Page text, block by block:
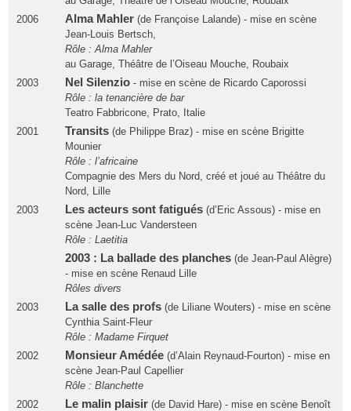
2006
Alma Mahler(de Françoise Lalande) - mise en scène
Jean-Louis Bertsch,
Rôle : Alma Mahler
au Garage, Théâtre de l’Oiseau Mouche, Roubaix
2003
Nel Silenzio- mise en scène de Ricardo Caporossi
Rôle : la tenancière de bar
Teatro Fabbricone, Prato, Italie
2001
Transits(de Philippe Braz) - mise en scène Brigitte
Mounier
Rôle : l’africaine
Compagnie des Mers du Nord, créé et joué au Théâtre du
Nord, Lille
2003
Les acteurs sont fatigués(d’Eric Assous) - mise en
scène Jean-Luc Vandersteen
Rôle : Laetitia
2003 : La ballade des planches (de Jean-Paul Alègre)
- mise en scène Renaud Lille
Rôles divers
2003
La salle des profs(de Liliane Wouters) - mise en scène
Cynthia Saint-Fleur
Rôle : Madame Firquet
2002
Monsieur Amédée(d’Alain Reynaud-Fourton) - mise en
scène Jean-Paul Capellier
Rôle : Blanchette
2002
Le malin plaisir (de David Hare) - mise en scène Benoît